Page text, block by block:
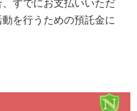
を行うための預託金に